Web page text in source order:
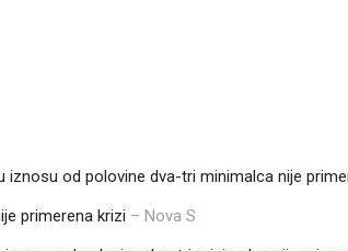
iznosu od polovine dva-tri minimalca nije
primerena krizi – Nova S